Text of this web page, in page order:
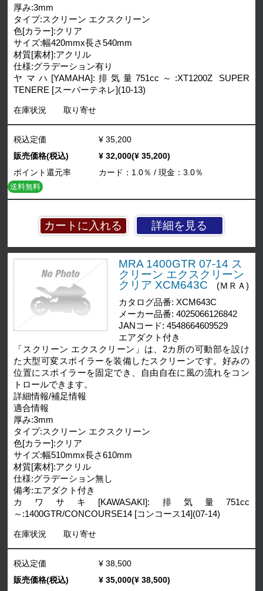
厚み:3mm
タイプ:スクリーン エクスクリーン
色[カラー]:クリア
サイズ:幅420mmx長さ540mm
材質[素材]:アクリル
仕様:グラデーション有り
ヤマハ[YAMAHA]:排気量751cc～:XT1200Z SUPER
TENERE [スーパーテネレ](10-13)
在庫状況 取り寄せ
詳細を見る
税込定価
¥ 35,200
販売価格(税込)
¥ 32,000(¥ 35,200)
ポイント還元率
カード：1.0％ / 現金：3.0％
送料無料
MRA 1400GTR 07-14 ス
クリーン エクスクリーン
クリア XCM643C
(ＭＲＡ)
カタログ品番: XCM643C
メーカー品番: 4025066126842
JANコード: 4548664609529
エアダクト付き
「スクリーン エクスクリーン」は、2カ所の可動部を設け
た大型可変スポイラーを装備したスクリーンです。好みの
位置にスポイラーを固定でき、自由自在に風の流れをコン
トロールできます。
詳細情報/補足情報
適合情報
厚み:3mm
タイプ:スクリーン エクスクリーン
色[カラー]:クリア
サイズ:幅510mmx長さ610mm
材質[素材]:アクリル
仕様:グラデーション無し
備考:エアダクト付き
カワサキ[KAWASAKI]:排気量751cc
～:1400GTR/CONCOURSE14 [コンコース14](07-14)
在庫状況 取り寄せ
税込定価
¥ 38,500
販売価格(税込)
¥ 35,000(¥ 38,500)